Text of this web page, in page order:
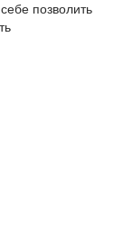
позволить